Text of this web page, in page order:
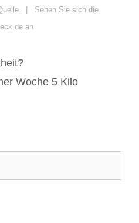
| Sehen Sie sich die
an
Woche 5 Kilo